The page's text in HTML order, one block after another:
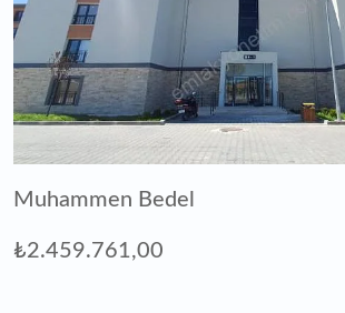
Muhammen Bedel
₺2.459.761,00